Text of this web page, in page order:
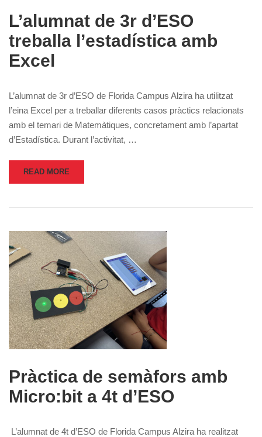
L’alumnat de 3r d’ESO
treballa l’estadística amb
Excel
L’alumnat de 3r d’ESO de Florida Campus Alzira ha utilitzat
l’eina Excel per a treballar diferents casos pràctics relacionats
amb el temari de Matemàtiques, concretament amb l’apartat
d’Estadística. Durant l’activitat, …
READ MORE
Pràctica de semàfors amb
Micro:bit a 4t d’ESO
L’alumnat de 4t d’ESO de Florida Campus Alzira ha realitzat